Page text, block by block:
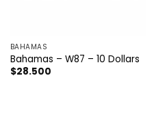
BAHAMAS
Bahamas – W87 – 10 Dollars
$28.500